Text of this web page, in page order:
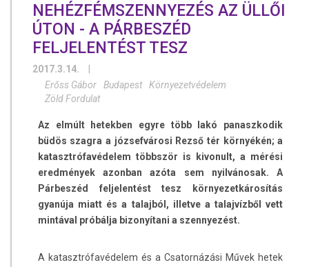
NEHÉZFÉMSZENNYEZÉS AZ ÜLLŐI
ÚTON - A PÁRBESZÉD
FELJELENTÉST TESZ
2017.3.14.
Erőss Gábor
Budapest
Környezetvédelem
Zöld Fordulat
Az elmúlt hetekben egyre több lakó panaszkodik
büdös szagra a józsefvárosi Rezső tér környékén; a
katasztrófavédelem többször is kivonult, a mérési
eredmények azonban azóta sem nyilvánosak. A
Párbeszéd feljelentést tesz környezetkárosítás
gyanúja miatt és a talajból, illetve a talajvízből vett
mintával próbálja bizonyítani a szennyezést.
A katasztrófavédelem és a Csatornázási Művek hetek